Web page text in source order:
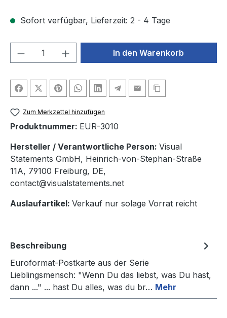
Sofort verfügbar, Lieferzeit: 2 - 4 Tage
Produkt Anzahl: Gib denIn den Warenkorb
Zum Merkzettel hinzufügen
Produktnummer: EUR-3010
Hersteller / Verantwortliche Person: Visual
Statements GmbH, Heinrich-von-Stephan-Straße
11A, 79100 Freiburg, DE,
contact@visualstatements.net
Auslaufartikel: Verkauf nur solage Vorrat reicht
Beschreibung
Euroformat-Postkarte aus der Serie
Lieblingsmensch: "Wenn Du das liebst, was Du hast,
dann ..." ... hast Du alles, was du br… Mehr